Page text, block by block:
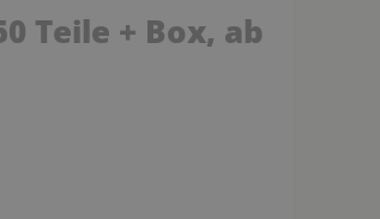
Teile + Box, ab